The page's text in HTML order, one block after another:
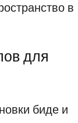
в
для
биде и